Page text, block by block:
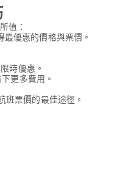
值：
優惠的價格與票價。
時優惠。
更多費用。
班票價的最佳途徑。